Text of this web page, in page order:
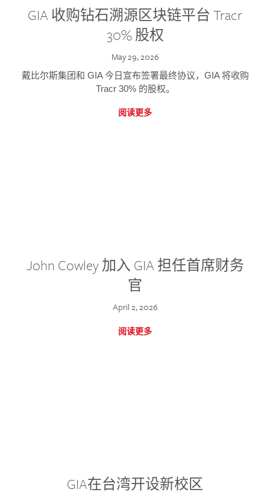
GIA 收购钻石溯源区块链平台 Tracr
30% 股权
May 29, 2026
戴比尔斯集团和 GIA 今日宣布签署最终协议，GIA 将收购
Tracr 30% 的股权。
阅读更多
John Cowley 加入 GIA 担任首席财务
官
April 2, 2026
阅读更多
GIA在台湾开设新校区